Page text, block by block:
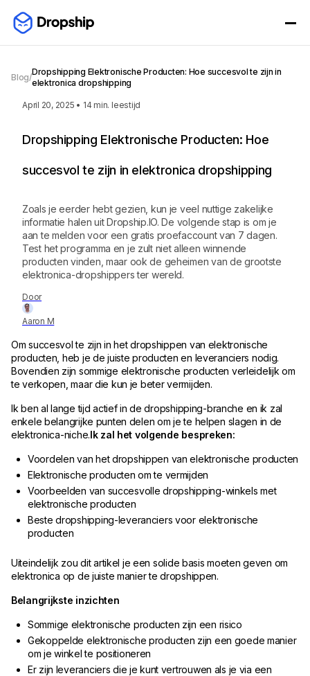
Blog/
Dropshipping Elektronische Producten: Hoe succesvol te zijn in
elektronica dropshipping
April 20, 2025 • 14 min. leestijd
Door
Aaron M
Dropshipping Elektronische Producten: Hoe
succesvol te zijn in elektronica dropshipping
Zoals je eerder hebt gezien, kun je veel nuttige zakelijke
informatie halen uit Dropship.IO. De volgende stap is om je
aan te melden voor een gratis proefaccount van 7 dagen.
Test het programma en je zult niet alleen winnende
producten vinden, maar ook de geheimen van de grootste
elektronica-dropshippers ter wereld.
Om succesvol te zijn in het dropshippen van elektronische
producten, heb je de juiste producten en leveranciers nodig.
Bovendien zijn sommige elektronische producten verleidelijk om
te verkopen, maar die kun je beter vermijden.
Ik ben al lange tijd actief in de dropshipping-branche en ik zal
enkele belangrijke punten delen om je te helpen slagen in de
elektronica-niche.Ik zal het volgende bespreken:
Voordelen van het dropshippen van elektronische producten
Elektronische producten om te vermijden
Voorbeelden van succesvolle dropshipping-winkels met
elektronische producten
Beste dropshipping-leveranciers voor elektronische
producten
Uiteindelijk zou dit artikel je een solide basis moeten geven om
elektronica op de juiste manier te dropshippen.
Belangrijkste inzichten
Sommige elektronische producten zijn een risico
Gekoppelde elektronische producten zijn een goede manier
om je winkel te positioneren
Er zijn leveranciers die je kunt vertrouwen als je via een